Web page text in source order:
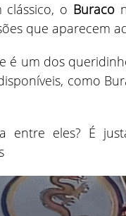
o Buraco
que aparecem
é um dos
como
entre eles? É